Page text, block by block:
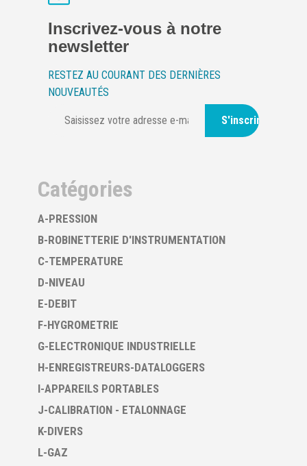
Inscrivez-vous à notre
newsletter
RESTEZ AU COURANT DES DERNIÈRES
NOUVEAUTÉS
S'inscrire
Catégories
A-PRESSION
B-ROBINETTERIE D'INSTRUMENTATION
C-TEMPERATURE
D-NIVEAU
E-DEBIT
F-HYGROMETRIE
G-ELECTRONIQUE INDUSTRIELLE
H-ENREGISTREURS-DATALOGGERS
I-APPAREILS PORTABLES
J-CALIBRATION - ETALONNAGE
K-DIVERS
L-GAZ